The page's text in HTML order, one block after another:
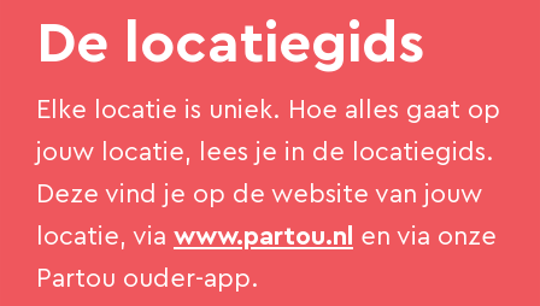
Elke locatie is uniek. Hoe alles gaat op
jouw locatie, lees je in de locatiegids.
Deze vind je op de website van jouw
locatie, via www.partou.nl
en via onze
Partou ouder-app.
De locatiegids